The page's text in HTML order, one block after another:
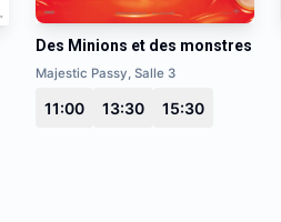
Des Minions et des monstres
Majestic Passy, Salle 3
11:00 13:30 15:30